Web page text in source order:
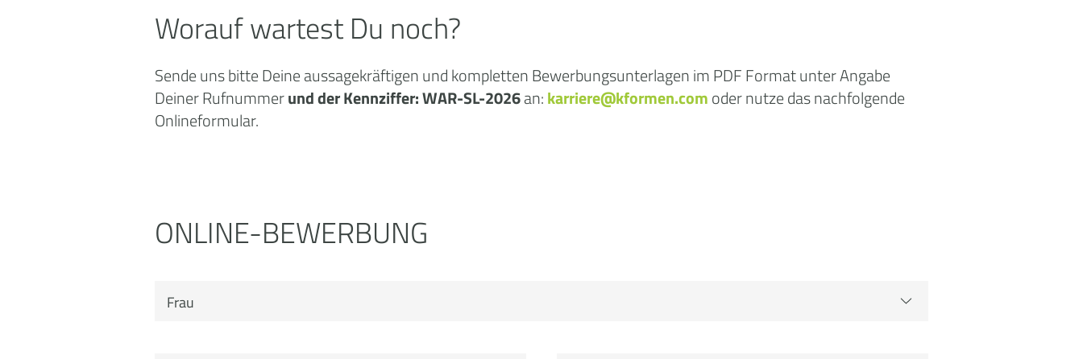
Worauf wartest Du noch?
Sende uns bitte Deine aussagekräftigen und kompletten Bewerbungsunterlagen im PDF Format unter Angabe
Deiner Rufnummerund der Kennziffer:WAR-SL-2026an:karriere@kformen.comoder nutze das nachfolgende
Onlineformular.
ONLINE-BEWERBUNG